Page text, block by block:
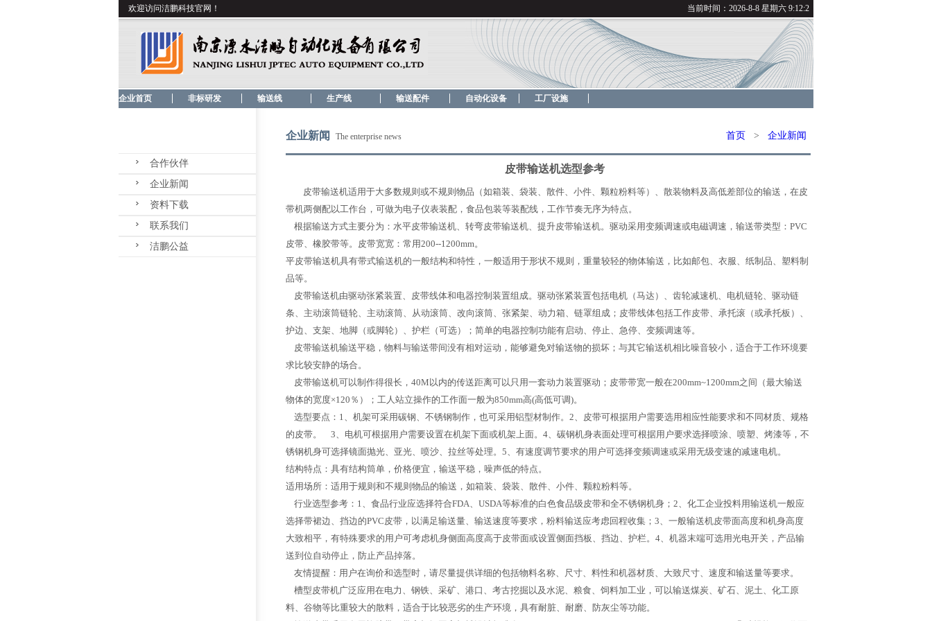
欢迎访问洁鹏科技官网！ 当前时间： 2026-8-8 星期六 9:12:2
企业首页 非标研发 输送线 生产线 输送配件 自动化设备 工厂设施
合作伙伴
企业新闻
资料下载
联系我们
洁鹏公益
企业新闻 The enterprise news 首页 > 企业新闻
皮带输送机选型参考
皮带输送机适用于大多数规则或不规则物品（如箱装、袋装、散件、小件、颗粒粉料等）、散装物料及高低差部位的输送，在皮
带机两侧配以工作台，可做为电子仪表装配，食品包装等装配线，工作节奏无序为特点。
根据输送方式主要分为：水平皮带输送机、转弯皮带输送机、提升皮带输送机。驱动采用变频调速或电磁调速，输送带类型：PVC
皮带、橡胶带等。皮带宽宽：常用200--1200mm。
平皮带输送机具有带式输送机的一般结构和特性，一般适用于形状不规则，重量较轻的物体输送，比如邮包、衣服、纸制品、塑料制
品等。
皮带输送机由驱动张紧装置、皮带线体和电器控制装置组成。驱动张紧装置包括电机（马达）、齿轮减速机、电机链轮、驱动链
条、主动滚筒链轮、主动滚筒、从动滚筒、改向滚筒、张紧架、动力箱、链罩组成；皮带线体包括工作皮带、承托滚（或承托板）、
护边、支架、地脚（或脚轮）、护栏（可选）；简单的电器控制功能有启动、停止、急停、变频调速等。
皮带输送机输送平稳，物料与输送带间没有相对运动，能够避免对输送物的损坏；与其它输送机相比噪音较小，适合于工作环境要
求比较安静的场合。
皮带输送机可以制作得很长，40M以内的传送距离可以只用一套动力装置驱动；皮带带宽一般在200mm~1200mm之间（最大输送
物体的宽度×120％）；工人站立操作的工作面一般为850mm高(高低可调)。
选型要点：1、机架可采用碳钢、不锈钢制作，也可采用铝型材制作。2、皮带可根据用户需要选用相应性能要求和不同材质、规格
的皮带。 3、电机可根据用户需要设置在机架下面或机架上面。4、碳钢机身表面处理可根据用户要求选择喷涂、喷塑、烤漆等，不
锈钢机身可选择镜面抛光、亚光、喷沙、拉丝等处理。5、有速度调节要求的用户可选择变频调速或采用无级变速的减速电机。
结构特点：具有结构筒单，价格便宜，输送平稳，噪声低的特点。
适用场所：适用于规则和不规则物品的输送，如箱装、袋装、散件、小件、颗粒粉料等。
行业选型参考：1、食品行业应选择符合FDA、USDA等标准的白色食品级皮带和全不锈钢机身；2、化工企业投料用输送机一般应
选择带裙边、挡边的PVC皮带，以满足输送量、输送速度等要求，粉料输送应考虑回程收集；3、一般输送机皮带面高度和机身高度
大致相平，有特殊要求的用户可考虑机身侧面高度高于皮带面或设置侧面挡板、挡边、护栏。4、机器末端可选用光电开关，产品输
送到位自动停止，防止产品掉落。
友情提醒：用户在询价和选型时，请尽量提供详细的包括物料名称、尺寸、料性和机器材质、大致尺寸、速度和输送量等要求。
槽型皮带机广泛应用在电力、钢铁、采矿、港口、考古挖掘以及水泥、粮食、饲料加工业，可以输送煤炭、矿石、泥土、化工原
料、谷物等比重较大的散料，适合于比较恶劣的生产环境，具有耐脏、耐磨、防灰尘等功能。